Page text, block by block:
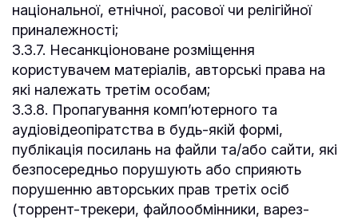
національної, етнічної, расової чи релігійної
приналежності;
3.3.7. Несанкціоноване розміщення
користувачем матеріалів, авторські права на
які належать третім особам;
3.3.8. Пропагування комп’ютерного та
аудіовідеопіратства в будь-якій формі,
публікація посилань на файли та/або сайти, які
безпосередньо порушують або сприяють
порушенню авторських прав третіх осіб
(торрент-трекери, файлообмінники, варез-